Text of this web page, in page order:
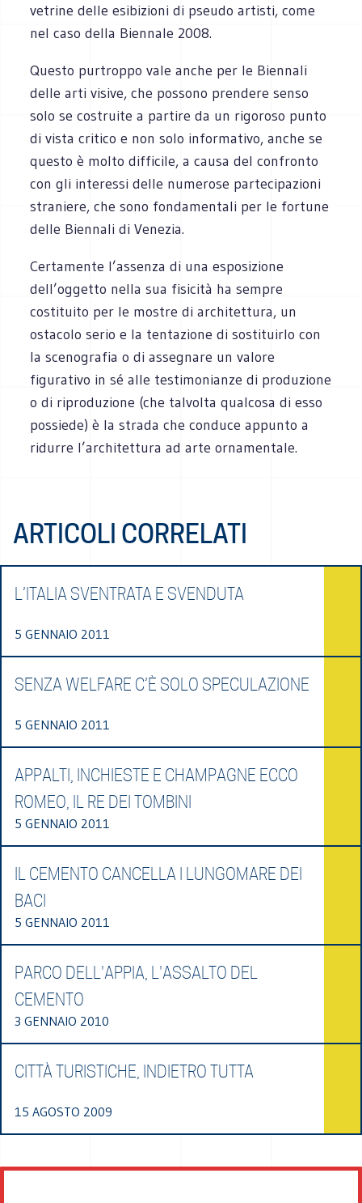
vetrine delle esibizioni di pseudo artisti, come
nel caso della Biennale 2008.
Questo purtroppo vale anche per le Biennali
delle arti visive, che possono prendere senso
solo se costruite a partire da un rigoroso punto
di vista critico e non solo informativo, anche se
questo è molto difficile, a causa del confronto
con gli interessi delle numerose partecipazioni
straniere, che sono fondamentali per le fortune
delle Biennali di Venezia.
Certamente l’assenza di una esposizione
dell’oggetto nella sua fisicità ha sempre
costituito per le mostre di architettura, un
ostacolo serio e la tentazione di sostituirlo con
la scenografia o di assegnare un valore
figurativo in sé alle testimonianze di produzione
o di riproduzione (che talvolta qualcosa di esso
possiede) è la strada che conduce appunto a
ridurre l’architettura ad arte ornamentale.
ARTICOLI CORRELATI
L’ITALIA SVENTRATA E SVENDUTA
5 GENNAIO 2011
SENZA WELFARE C’È SOLO SPECULAZIONE
5 GENNAIO 2011
APPALTI, INCHIESTE E CHAMPAGNE ECCO
ROMEO, IL RE DEI TOMBINI
5 GENNAIO 2011
IL CEMENTO CANCELLA I LUNGOMARE DEI
BACI
5 GENNAIO 2011
PARCO DELL'APPIA, L'ASSALTO DEL
CEMENTO
3 GENNAIO 2010
CITTÀ TURISTICHE, INDIETRO TUTTA
15 AGOSTO 2009